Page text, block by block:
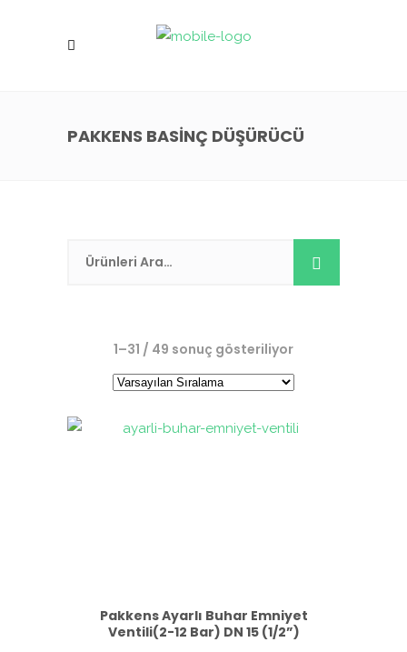
PAKKENS BASINÇ DÜŞÜRÜCÜ
1–31 / 49 sonuç gösteriliyor
Pakkens Ayarlı Buhar Emniyet
Ventili(2-12 Bar) DN 15 (1/2”)